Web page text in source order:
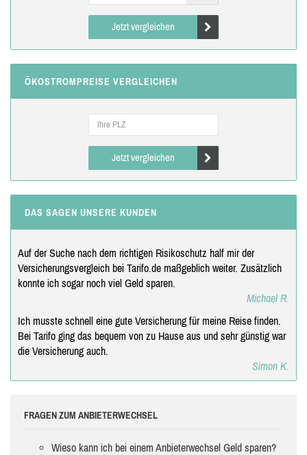
Jetzt vergleichen
ÖKOSTROMPREISE VERGLEICHEN
Jetzt vergleichen
DAS SAGEN UNSERE KUNDEN
Auf der Suche nach dem richtigen Risikoschutz half mir der
Versicherungsvergleich bei Tarifo.de maßgeblich weiter. Zusätzlich
konnte ich sogar noch viel Geld sparen.
Michael R.
Ich musste schnell eine gute Versicherung für meine Reise finden.
Bei Tarifo ging das bequem von zu Hause aus und sehr günstig war
die Versicherung auch.
Simon K.
FRAGEN ZUM ANBIETERWECHSEL
Wieso kann ich bei einem Anbieterwechsel Geld sparen?